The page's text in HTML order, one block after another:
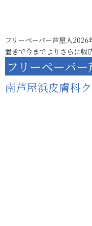
フリーペーパー芦屋人
置きで今までよりさらに幅
フリーペーパ
南芦屋浜皮膚科